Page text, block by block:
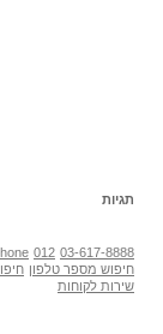
תגיות
03-617-8888
012
חיפוש מספר טלפון
שירות לקוחות